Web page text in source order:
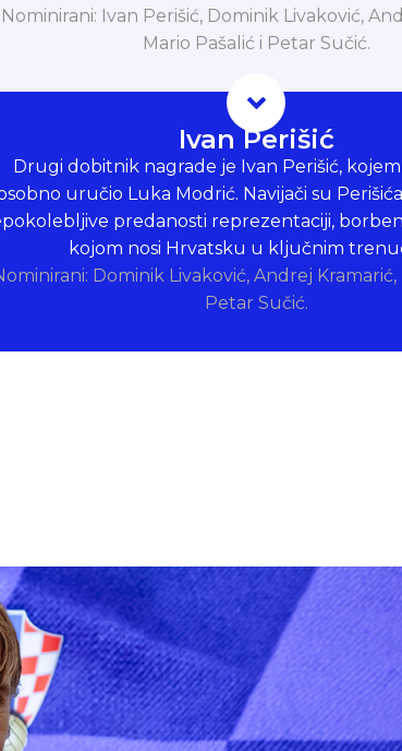
Nominirani: Ivan Perišić, Dominik Livaković,
Mario Pašalić i Petar Sučić.
Ivan Perišić
Drugi dobitnik nagrade je Ivan Perišić,
uručio Luka Modrić. Navijači su
predanosti reprezentaciji,
kojom nosi Hrvatsku u ključnim
Dominik Livaković, Andrej Kramarić,
Petar Sučić.